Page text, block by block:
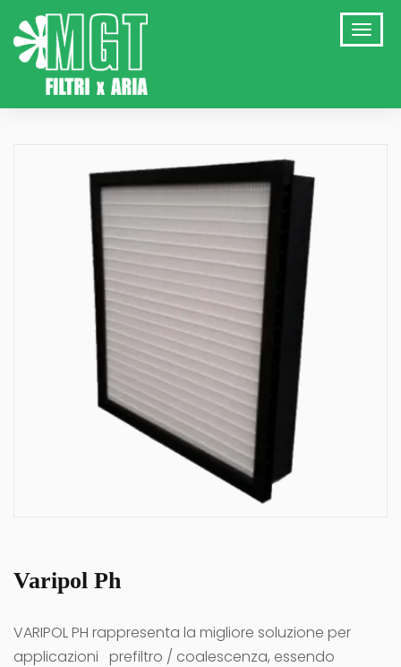
Varipol Ph
VARIPOL PH rappresenta la migliore soluzione per
applicazioni prefiltro / coalescenza, essendo